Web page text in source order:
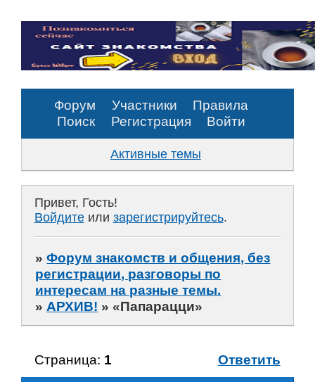
Форум Участники
Правила
Поиск
Регистрация Войти
Активные темы
Привет, Гость!
Войдитеили зарегистрируйтесь.
»Форум знакомств и общения, без
регистрации, разговоры по
интересам на разные темы.
» АРХИВ! » «Папарацци»
Страница: 1 Ответить